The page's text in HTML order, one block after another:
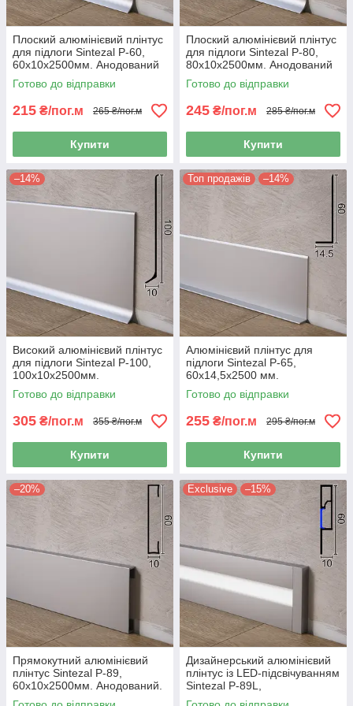
Плоский алюмінієвий плінтус
для підлоги Sintezal P-60,
60х10х2500мм. Анодований
Готово до відправки
215 ₴/пог.м 265 ₴/пог.м
Купити
Плоский алюмінієвий плінтус
для підлоги Sintezal P-80,
80х10х2500мм. Анодований
Готово до відправки
245 ₴/пог.м 285 ₴/пог.м
Купити
–14%
Високий алюмінієвий плінтус
для підлоги Sintezal P-100,
100х10х2500мм.
Анодований.
Готово до відправки
305 ₴/пог.м 355 ₴/пог.м
Купити
Топ продажів –14%
Алюмінієвий плінтус для
підлоги Sintezal P-65,
60х14,5х2500 мм.
Готово до відправки
255 ₴/пог.м 295 ₴/пог.м
Купити
–20%
Прямокутний алюмінієвий
плінтус Sintezal P-89,
60х10х2500мм. Анодований.
Exclusive –15%
Дизайнерський алюмінієвий
плінтус із LED-підсвічуванням
Sintezal P-89L,
60х10х2500мм.